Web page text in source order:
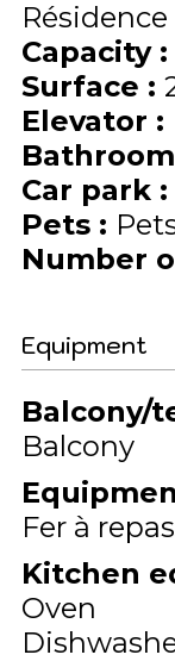
Capacity :
Surface :
Elevator :
Bathroom
Car park :
Pets :
Number
Equipment
Balcony/
Balcony
Fer à
Kitchen
Oven